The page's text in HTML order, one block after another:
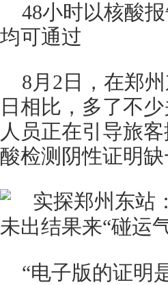
48小时以核酸
均可通过
8月2日，在郑
日相比，多了不
人员正在引导旅
酸检测阴性证明缺
“电子版的证明